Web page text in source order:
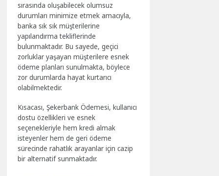
sırasında oluşabilecek olumsuz
durumları minimize etmek amacıyla,
banka sık sık müşterilerine
yapılandırma tekliflerinde
bulunmaktadır. Bu sayede, geçici
zorluklar yaşayan müşterilere esnek
ödeme planları sunulmakta, böylece
zor durumlarda hayat kurtarıcı
olabilmektedir.
Kısacası, Şekerbank Ödemesi, kullanıcı
dostu özellikleri ve esnek
seçenekleriyle hem kredi almak
isteyenler hem de geri ödeme
sürecinde rahatlık arayanlar için cazip
bir alternatif sunmaktadır.